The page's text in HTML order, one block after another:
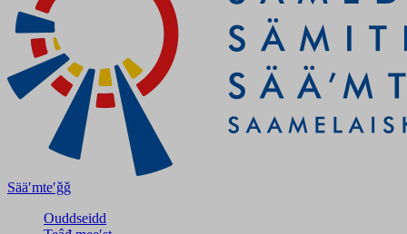
Sääʹmteʹǧǧ
Ouddseidd